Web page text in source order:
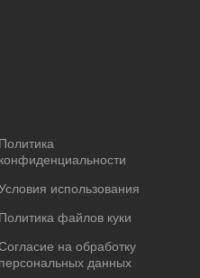
Политика
конфиденциальности
использования
Политика файлов куки
на обработку
персональных данных